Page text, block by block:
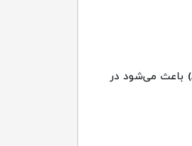
پنل ۱۴ اینچی این دستگاه با رزولوشن Full HD (1920x1080) و تکنولوژی IPS، زاویه دید بسیار خوبی را ارائه می‌دهد. روکش مات (Anti-glare) باعث می‌شود در